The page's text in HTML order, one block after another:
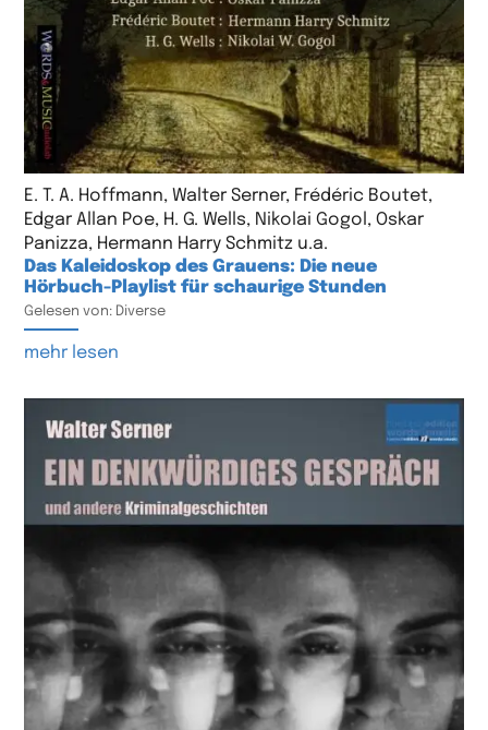
E. T. A. Hoffmann, Walter Serner, Frédéric Boutet,
Edgar Allan Poe, H. G. Wells, Nikolai Gogol, Oskar
Panizza, Hermann Harry Schmitz u.a.
Das Kaleidoskop des Grauens: Die neue
Hörbuch-Playlist für schaurige Stunden
Gelesen von: Diverse
mehr lesen